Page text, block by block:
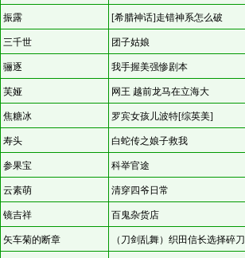
振露 [希腊神话]走错神系怎么破
三千世 团子姑娘
骊逐 我手握美强惨剧本
芙娅 网王 越前龙马在立海大
焦糖冰 罗宾女孩儿波特[综英美]
寿头 白蛇传之娘子救我
参果宝 科举官途
云素萌 清穿四爷日常
镜吉祥 百鬼杂货店
矢车菊的断章 （刀剑乱舞）织田信长选择碎刀